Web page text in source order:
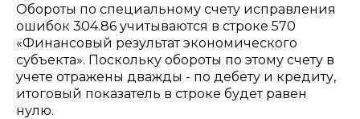
Обороты по специальному счету исправления
ошибок 304.86 учитываются в строке 570
«Финансовый результат экономического
субъекта». Поскольку обороты по этому счету в
учете отражены дважды - по дебету и кредиту,
итоговый показатель в строке будет равен
нулю.